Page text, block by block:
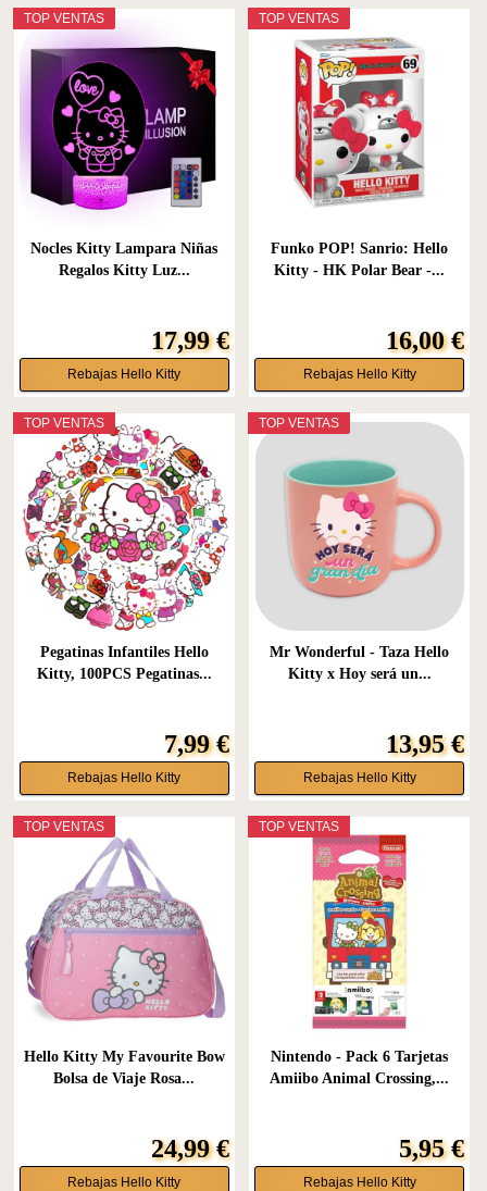
TOP VENTAS
Nocles Kitty Lampara Niñas
Regalos Kitty Luz...
17,99 €
Rebajas Hello Kitty
TOP VENTAS
Funko POP! Sanrio: Hello
Kitty - HK Polar Bear -...
16,00 €
Rebajas Hello Kitty
TOP VENTAS
Pegatinas Infantiles Hello
Kitty, 100PCS Pegatinas...
7,99 €
Rebajas Hello Kitty
TOP VENTAS
Mr Wonderful - Taza Hello
Kitty x Hoy será un...
13,95 €
Rebajas Hello Kitty
TOP VENTAS
Hello Kitty My Favourite Bow
Bolsa de Viaje Rosa...
24,99 €
Rebajas Hello Kitty
TOP VENTAS
Nintendo - Pack 6 Tarjetas
Amiibo Animal Crossing,...
5,95 €
Rebajas Hello Kitty